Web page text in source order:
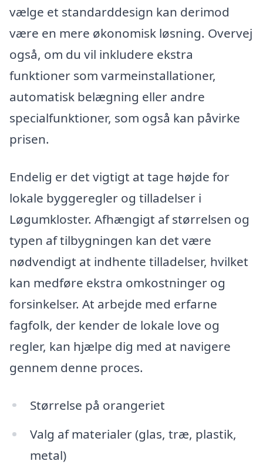
vælge et standarddesign kan derimod
være en mere økonomisk løsning. Overvej
også, om du vil inkludere ekstra
funktioner som varmeinstallationer,
automatisk belægning eller andre
specialfunktioner, som også kan påvirke
prisen.
Endelig er det vigtigt at tage højde for
lokale byggeregler og tilladelser i
Løgumkloster. Afhængigt af størrelsen og
typen af tilbygningen kan det være
nødvendigt at indhente tilladelser, hvilket
kan medføre ekstra omkostninger og
forsinkelser. At arbejde med erfarne
fagfolk, der kender de lokale love og
regler, kan hjælpe dig med at navigere
gennem denne proces.
Størrelse på orangeriet
Valg af materialer (glas, træ, plastik,
metal)